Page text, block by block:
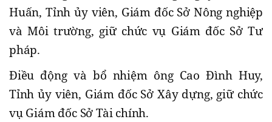
Huấn, Tỉnh ủy viên, Giám đốc Sở Nông nghiệp
và Môi trường, giữ chức vụ Giám đốc Sở Tư
pháp.
Điều động và bổ nhiệm ông Cao Đình Huy,
Tỉnh ủy viên, Giám đốc Sở Xây dựng, giữ chức
vụ Giám đốc Sở Tài chính.